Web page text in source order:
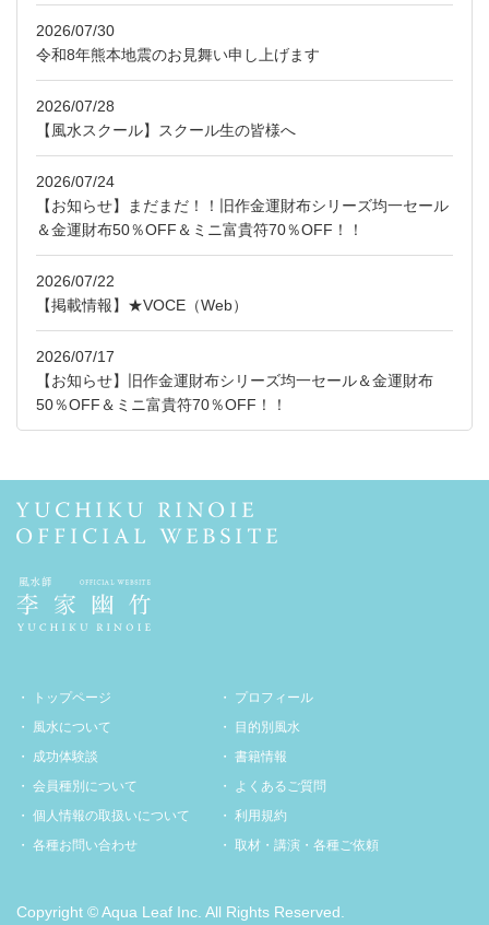
2026/07/30
令和8年熊本地震のお見舞い申し上げます
2026/07/28
【風水スクール】スクール生の皆様へ
2026/07/24
【お知らせ】まだまだ！！旧作金運財布シリーズ均一セール
＆金運財布50％OFF＆ミニ富貴符70％OFF！！
2026/07/22
【掲載情報】★VOCE（Web）
2026/07/17
【お知らせ】旧作金運財布シリーズ均一セール＆金運財布
50％OFF＆ミニ富貴符70％OFF！！
トップページ
プロフィール
風水について
目的別風水
成功体験談
書籍情報
会員種別について
よくあるご質問
個人情報の取扱いについて
利用規約
各種お問い合わせ
取材・講演・各種ご依頼
Copyright © Aqua Leaf Inc. All Rights Reserved.